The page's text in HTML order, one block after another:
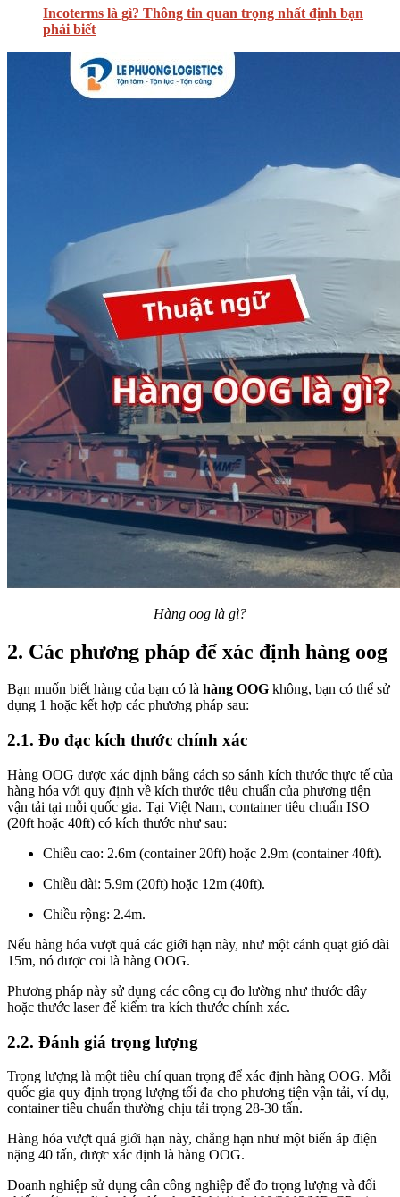
Incoterms là gì? Thông tin quan trọng nhất định bạn
phải biết
Hàng oog là gì?
2. Các phương pháp để xác định hàng oog
Bạn muốn biết hàng của bạn có là hàng OOG không, bạn có thể sử
dụng 1 hoặc kết hợp các phương pháp sau:
2.1. Đo đạc kích thước chính xác
Hàng OOG được xác định bằng cách so sánh kích thước thực tế của
hàng hóa với quy định về kích thước tiêu chuẩn của phương tiện
vận tải tại mỗi quốc gia. Tại Việt Nam, container tiêu chuẩn ISO
(20ft hoặc 40ft) có kích thước như sau:
Chiều cao: 2.6m (container 20ft) hoặc 2.9m (container 40ft).
Chiều dài: 5.9m (20ft) hoặc 12m (40ft).
Chiều rộng: 2.4m.
Nếu hàng hóa vượt quá các giới hạn này, như một cánh quạt gió dài
15m, nó được coi là hàng OOG.
Phương pháp này sử dụng các công cụ đo lường như thước dây
hoặc thước laser để kiểm tra kích thước chính xác.
2.2. Đánh giá trọng lượng
Trọng lượng là một tiêu chí quan trọng để xác định hàng OOG. Mỗi
quốc gia quy định trọng lượng tối đa cho phương tiện vận tải, ví dụ,
container tiêu chuẩn thường chịu tải trọng 28-30 tấn.
Hàng hóa vượt quá giới hạn này, chẳng hạn như một biến áp điện
nặng 40 tấn, được xác định là hàng OOG.
Doanh nghiệp sử dụng cân công nghiệp để đo trọng lượng và đối